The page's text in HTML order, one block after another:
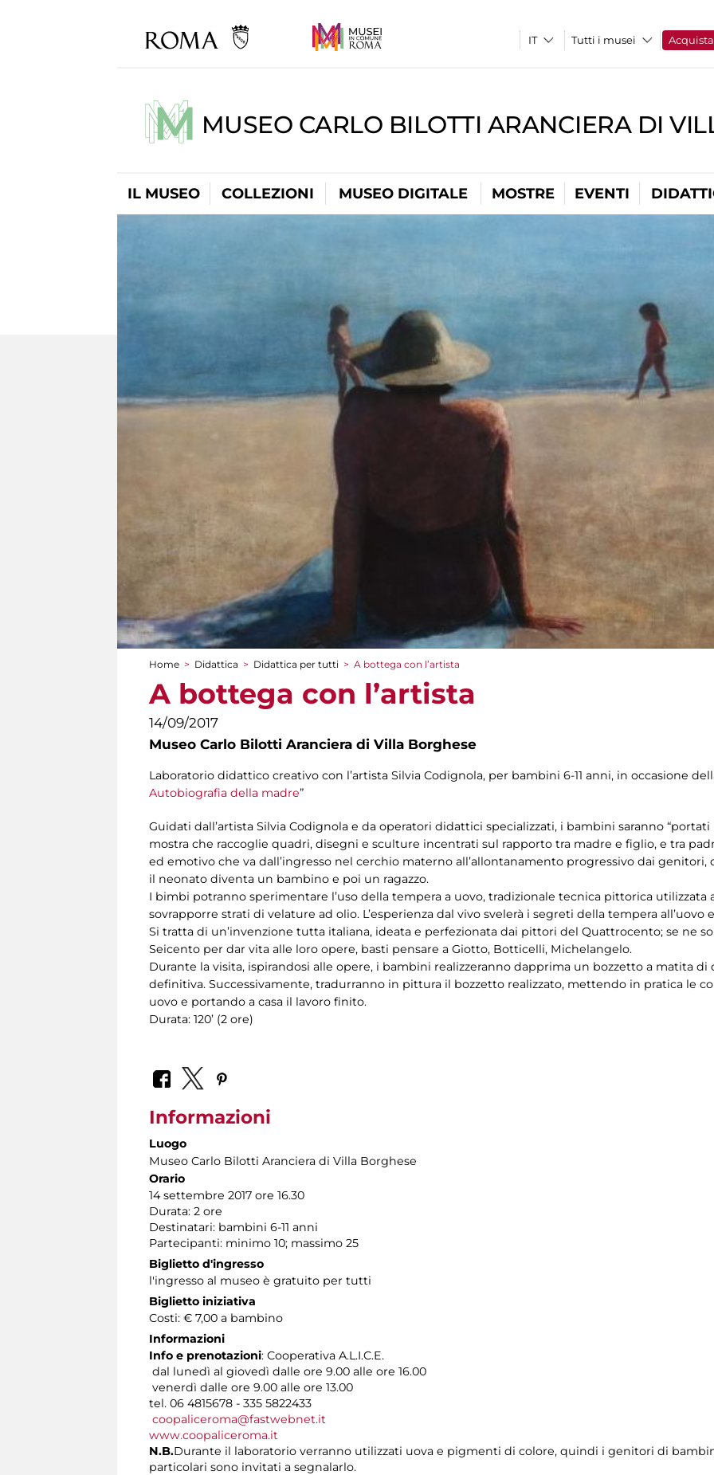
Tutti i musei Acquista
MUSEO CARLO BILOTTI ARANCIERA DI
IL MUSEO COLLEZIONI MUSEO DIGITALE MOSTRE EVENTI
Tu sei qui
Home > Didattica > Didattica per tutti > A bottega con l’artista
A bottega con l’artista
14/09/2017
Museo Carlo Bilotti Aranciera di Villa Borghese
Laboratorio didattico creativo con l’artista Silvia Codignola, per bambini 6-11 anni, in occasione
Autobiografia della madre”
Guidati dall’artista Silvia Codignola e da operatori didattici specializzati, i bambini saranno
mostra che raccoglie quadri, disegni e sculture incentrati sul rapporto tra madre e figlio, e tra
ed emotivo che va dall’ingresso nel cerchio materno all’allontanamento progressivo dai
il neonato diventa un bambino e poi un ragazzo.
I bimbi potranno sperimentare l’uso della tempera a uovo, tradizionale tecnica pittorica utilizzata
sovrapporre strati di velature ad olio. L’esperienza dal vivo svelerà i segreti della tempera all’uovo
Si tratta di un’invenzione tutta italiana, ideata e perfezionata dai pittori del Quattrocento; se ne
Seicento per dar vita alle loro opere, basti pensare a Giotto, Botticelli, Michelangelo.
Durante la visita, ispirandosi alle opere, i bambini realizzeranno dapprima un bozzetto a matita di
definitiva. Successivamente, tradurranno in pittura il bozzetto realizzato, mettendo in pratica le
uovo e portando a casa il lavoro finito.
Durata: 120’ (2 ore)
Informazioni
Luogo
Museo Carlo Bilotti Aranciera di Villa Borghese
Orario
14 settembre 2017 ore 16.30
Durata: 2 ore
Destinatari: bambini 6-11 anni
Partecipanti: minimo 10; massimo 25
Biglietto d'ingresso
l'ingresso al museo è gratuito per tutti
Biglietto iniziativa
Costi: € 7,00 a bambino
Informazioni
Info e prenotazioni: Cooperativa A.L.I.C.E.
dal lunedì al giovedì dalle ore 9.00 alle ore 16.00
venerdì dalle ore 9.00 alle ore 13.00
tel. 06 4815678 - 335 5822433
coopaliceroma@fastwebnet.it
www.coopaliceroma.it
N.B.Durante il laboratorio verranno utilizzati uova e pigmenti di colore, quindi i genitori di
particolari sono invitati a segnalarlo.